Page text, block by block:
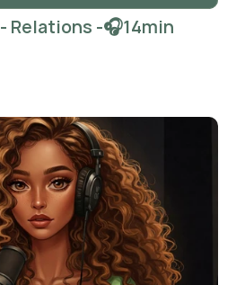
- Relations -🎧14min